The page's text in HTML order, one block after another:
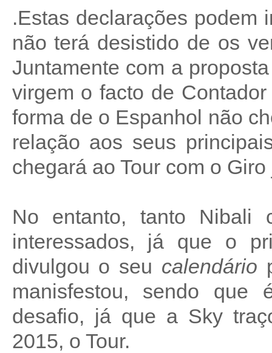
.Estas declarações podem
não terá desistido de os
Juntamente com a
virgem o facto de
forma de o Espanhol não
relação aos seus
chegará ao Tour com o
No entanto, tanto Nibali
interessados, já que o
divulgou o seu calendário
manisfestou, sendo
desafio, já que a Sky
2015, o Tour.